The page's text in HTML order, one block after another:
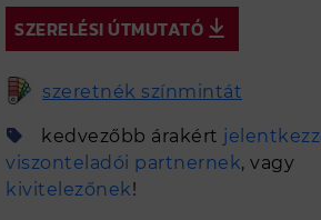
SZERELÉSI ÚTMUTATÓ
szeretnék színmintát
kedvezőbb árakért
viszonteladói partnernek, vagy
kivitelezőnek!